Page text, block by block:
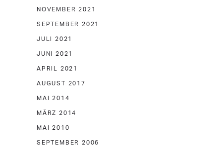
NOVEMBER 2021
SEPTEMBER 2021
JULI 2021
JUNI 2021
APRIL 2021
AUGUST 2017
MAI 2014
MÄRZ 2014
MAI 2010
SEPTEMBER 2006